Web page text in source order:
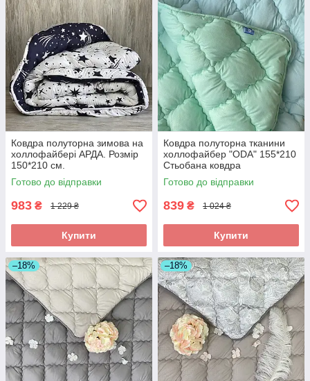
Ковдра полуторна зимова на
холлофайбері АРДА. Розмір
150*210 см.
Готово до відправки
983 ₴ 1 229 ₴
Купити
Ковдра полуторна тканини
холлофайбер "ODA" 155*210
Стьобана ковдра
Готово до відправки
839 ₴ 1 024 ₴
Купити
–18% –18%